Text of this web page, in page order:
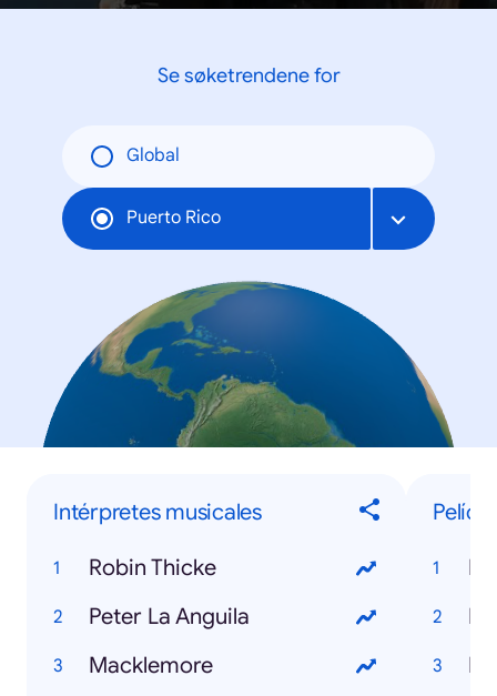
Se søketrendene for
Global
Puerto Rico
Intérpretes musicales
Robin Thicke
Peter La Anguila
Macklemore